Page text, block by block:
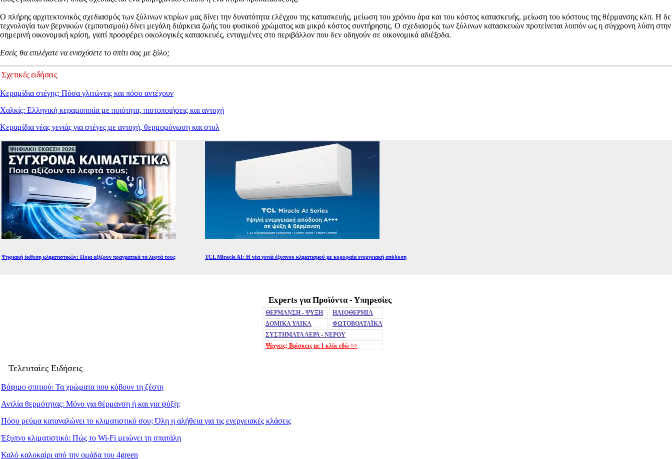
Ο πλήρης αρχιτεκτονικός σχεδιασμός των ξύλινων κτιρίων μας δίνει την δυνατότητα ελέγχου της κατασκευής, μείωση του χρόνου άρα και του κόστος κατασκευής, μείωση του κόστους της θέρμανσης κλπ. Η δε
τεχνολογία των βερνικιών (εμποτισμού) δίνει μεγάλη διάρκεια ζωής του φυσικού χρώματος και μικρό κόστος συντήρησης. Ο σχεδιασμός των ξύλινων κατασκευών προτείνεται λοιπόν ως η σύγχρονη λύση στην
σημερινή οικονομική κρίση, γιατί προσφέρει οικολογικές κατασκευές, ενταγμένες στο περιβάλλον που δεν οδηγούν σε οικονομικά αδιέξοδα.
Εσείς θα επιλέγατε να ενισχύσετε το σπίτι σας με ξύλο;
Σχετικές ειδήσεις
Κεραμίδια στέγης: Πόσα γλιτώνεις και πόσο αντέχουν
Χαλκίς: Ελληνική κεραμοποιία με ποιότητα, πιστοποιήσεις και αντοχή
Κεραμίδια νέας γενιάς για στέγες με αντοχή, θερμομόνωση και στυλ
Ψηφιακή έκθεση κλιματιστικών: Ποια αξίζουν πραγματικά τα λεφτά τους TCL Miracle AI: Η νέα γενιά έξυπνου κλιματισμού με κορυφαία ενεργειακή απόδοση
Experts για Προϊόντα - Υπηρεσίες
ΘΕΡΜΑΝΣΗ - ΨΥΞΗ
ΗΛΙΟΘΕΡΜΙΑ
ΔΟΜΙΚΑ ΥΛΙΚΑ
ΦΩΤΟΒΟΛΤΑΪΚΑ
ΣΥΣΤΗΜΑΤΑ ΑΕΡΑ - ΝΕΡΟΥ
Ψάχνεις; Βρίσκεις με 1 κλίκ εδώ >>
Τελευταίες Ειδήσεις
Βάψιμο σπιτιού: Τα χρώματα που κόβουν τη ζέστη
Αντλία θερμότητας: Μόνο για θέρμανση ή και για ψύξη;
Πόσο ρεύμα καταναλώνει το κλιματιστικό σου; Όλη η αλήθεια για τις ενεργειακές κλάσεις
Έξυπνο κλιματιστικό: Πώς το Wi-Fi μειώνει τη σπατάλη
Καλό καλοκαίρι από την ομάδα του 4green